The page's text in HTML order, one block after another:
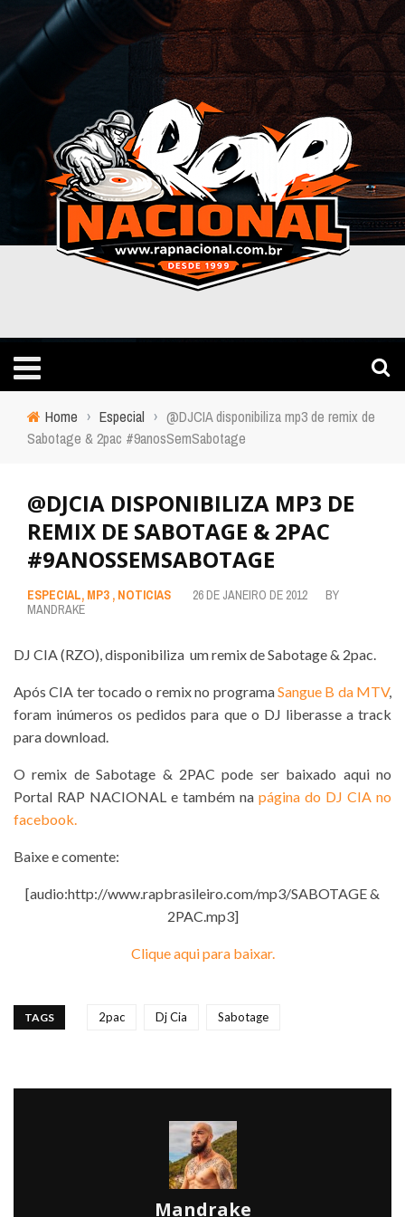
Home › Especial › @DJCIA disponibiliza mp3 de remix de
Sabotage & 2pac #9anosSemSabotage
@DJCIA DISPONIBILIZA MP3 DE
REMIX DE SABOTAGE & 2PAC
#9ANOSSEMSABOTAGE
ESPECIAL, MP3 , NOTICIAS 26 DE JANEIRO DE 2012
BY
MANDRAKE
DJ CIA (RZO), disponibiliza um remix de Sabotage & 2pac.
Após CIA ter tocado o remix no programaSangue B da MTV,
foram inúmeros os pedidos para que o DJ liberasse a track
para download.
O remix de Sabotage & 2PAC pode ser baixado aqui no
Portal RAP NACIONAL e também na página do DJ CIA no
facebook.
Baixe e comente:
[audio:http://www.rapbrasileiro.com/mp3/SABOTAGE &
2PAC.mp3]
Clique aqui para baixar.
TAGS 2pac Dj Cia Sabotage
Mandrake